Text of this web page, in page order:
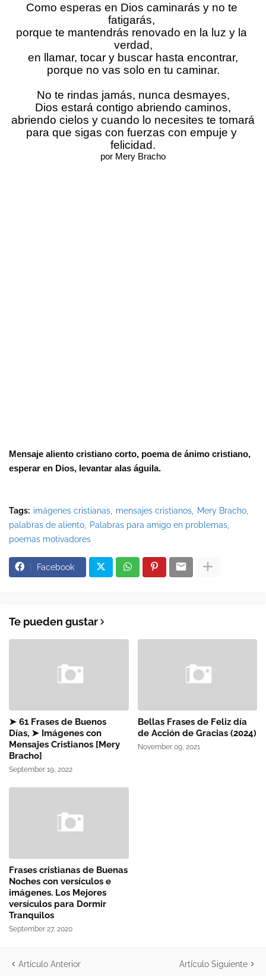
Como esperas en Dios caminarás y no te
fatigarás,
porque te mantendrás renovado en la luz y la
verdad,
en llamar, tocar y buscar hasta encontrar,
porque no vas solo en tu caminar.
No te rindas jamás, nunca desmayes,
Dios estará contigo abriendo caminos,
abriendo cielos y cuando lo necesites te tomará
para que sigas con fuerzas con empuje y
felicidad.
por Mery Bracho
Mensaje aliento cristiano corto, poema de ánimo cristiano,
esperar en Dios, levantar alas águila.
Tags: imágenes cristianas mensajes cristianos
Mery Bracho
palabras de aliento
Palabras para amigo en problemas
poemas motivadores
Facebook
Te pueden gustar
➤ 61 Frases de Buenos
Días, ➤ Imágenes con
Mensajes Cristianos [Mery
Bracho]
September 19, 2022
Bellas Frases de Feliz día
de Acción de Gracias (2024)
November 09, 2021
Frases cristianas de Buenas
Noches con versículos e
imágenes. Los Mejores
versículos para Dormir
Tranquilos
September 27, 2020
Artículo Anterior Artículo Siguiente